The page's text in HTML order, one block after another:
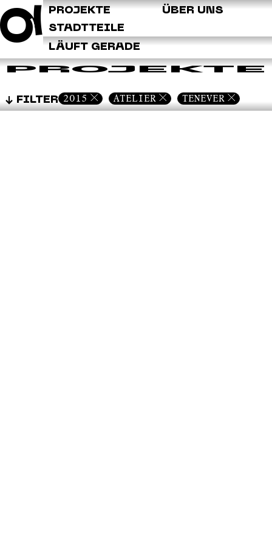
ÜBER UNS
PROJEKTE
STADTTEILE
LÄUFT GERADE
PROJEKTE
FILTER 2015 ATELIER TENEVER